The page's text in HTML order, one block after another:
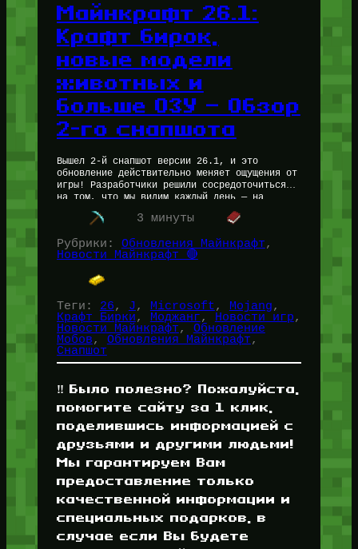
Майнкрафт 26.1:
Крафт бирок,
новые модели
животных и
больше ОЗУ — Обзор
2-го снапшота
Вышел 2-й снапшот версии 26.1, и это
обновление действительно меняет ощущения от
игры! Разработчики решили сосредоточиться
на том, что мы видим каждый день — на
животных, а также внесли изменение,
которого…
3 минуты
Рубрики: Обновления Майнкрафт
Новости Майнкрафт 🔴
Теги: 26, J, Microsoft, Mojang
Крафт Бирки, Моджанг, Новости игр
Новости Майнкрафт, Обновление
Мобов, Обновления Майнкрафт
Снапшот
‼️ Было полезно? Пожалуйста,
помогите сайту за 1 клик,
поделившись информацией с
друзьями и другими людьми!
Мы гарантируем Вам
предоставление только
качественной информации и
специальных подарков, в
случае если Вы будете